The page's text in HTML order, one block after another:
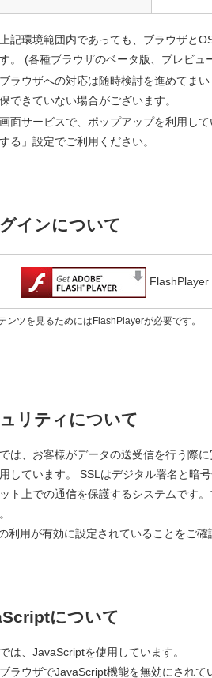
記環境範囲内であっても、ブラウザと
。 (各種ブラウザのベータ版、プレビ
ラウザへの対応は随時検討を進めてま
できていない場合がございます。
面サービスで、ポップアップを利用し
る」設定でご利用ください。
インについて
FlashPlayer
ンツを見るためにはFlashPlayerが必要です。
リティについて
は、お客様がデータの送受信を行う際
しています。 SSLはデジタル署名と暗
ト上での通信を保護するシステムです
の利用が有効に設定されていることをご確
について
は、JavaScriptを使用しています。
ラウザでJavaScript機能を無効にされ